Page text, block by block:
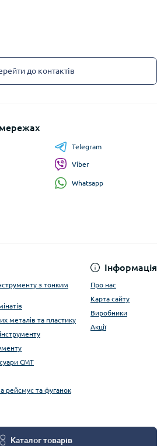
до контактів
з тонким
металів та пластику
CMT
рейсмус та фуганок
Інформація
Про нас
Карта сайту
Виробники
Акції
Каталог товарів
Telegram
Viber
Whatsapp